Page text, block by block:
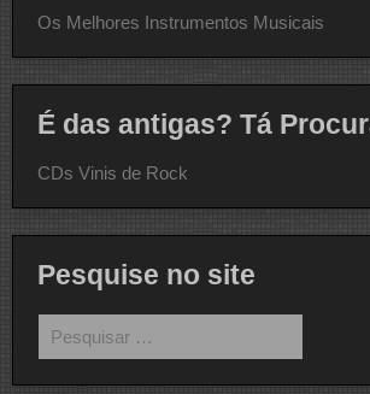
Os Melhores Instrumentos Musicais
É das antigas? Tá
CDs Vinis de Rock
Pesquise no site
por: